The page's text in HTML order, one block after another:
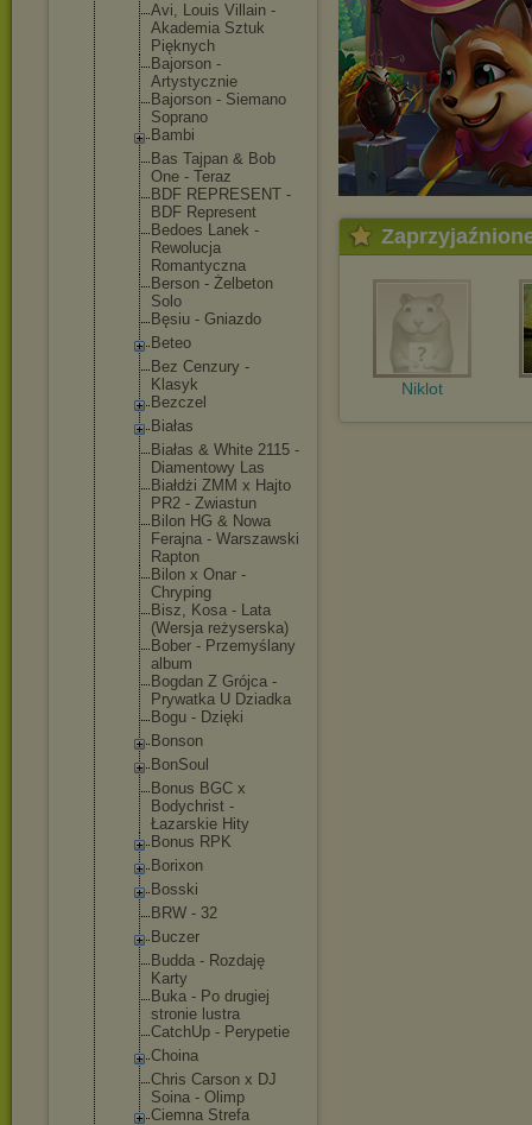
Avi, Louis Villain -
Akademia Sztuk
Pięknych
Bajorson -
Artystycznie
Bajorson - Siemano
Soprano
Bambi
Bas Tajpan & Bob
One - Teraz
BDF REPRESENT -
BDF Represent
Bedoes Lanek -
Rewolucja
Romantyczna
Berson - Żelbeton
Solo
Bęsiu - Gniazdo
Beteo
Bez Cenzury -
Klasyk
Bezczel
Białas
Białas & White 2115 -
Diamentowy Las
Białdżi ZMM x Hajto
PR2 - Zwiastun
Bilon HG & Nowa
Ferajna - Warszawski
Rapton
Bilon x Onar -
Chryping
Bisz, Kosa - Lata
(Wersja reżyserska)
Bober - Przemyślany
album
Bogdan Z Grójca -
Prywatka U Dziadka
Bogu - Dzięki
Bonson
BonSoul
Bonus BGC x
Bodychrist -
Łazarskie Hity
Bonus RPK
Borixon
Bosski
BRW - 32
Buczer
Budda - Rozdaję
Karty
Buka - Po drugiej
stronie lustra
CatchUp - Perypetie
Choina
Chris Carson x DJ
Soina - Olimp
Ciemna Strefa
Niklot